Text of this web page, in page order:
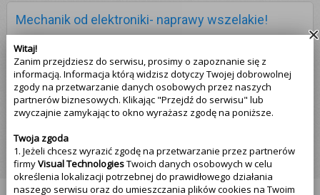
Witaj!
Zanim przejdziesz do serwisu, prosimy o zapoznanie się z
informacją. Informacja którą widzisz dotyczy Twojej dobrowolnej
zgody na przetwarzanie danych osobowych przez naszych
partnerów biznesowych. Klikając "Przejdź do serwisu" lub
zwyczajnie zamykając to okno wyrażasz zgodę na poniższe.
Twoja zgoda
1. Jeżeli chcesz wyrazić zgodę na przetwarzanie przez partnerów
firmyVisual TechnologiesTwoich danych osobowych w celu
określenia lokalizacji potrzebnej do prawidłowego działania
naszego serwisu oraz do umieszczania plików cookies na Twoim
Mechanik od elektroniki- naprawy wszelakie!
☆☆☆☆☆
574-583-624
Jeszcze nie pracujemy, zapraszamy od godziny 18 - 22
Milanówek
Czubińska 11
Zobacz szczegóły